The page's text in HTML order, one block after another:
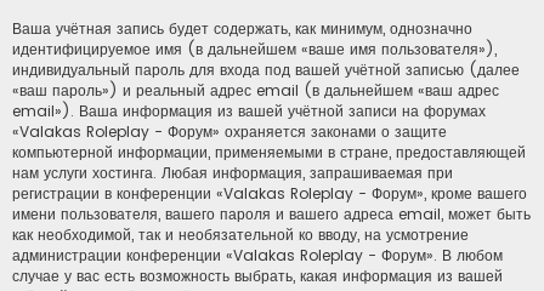
Ваша учётная запись будет содержать, как минимум, однозначно
идентифицируемое имя (в дальнейшем «ваше имя пользователя»),
индивидуальный пароль для входа под вашей учётной записью (далее
«ваш пароль») и реальный адрес email (в дальнейшем «ваш адрес
email»). Ваша информация из вашей учётной записи на форумах
«Valakas Roleplay - Форум» охраняется законами о защите
компьютерной информации, применяемыми в стране, предоставляющей
нам услуги хостинга. Любая информация, запрашиваемая при
регистрации в конференции «Valakas Roleplay - Форум», кроме вашего
имени пользователя, вашего пароля и вашего адреса email, может быть
как необходимой, так и необязательной ко вводу, на усмотрение
администрации конференции «Valakas Roleplay - Форум». В любом
случае у вас есть возможность выбрать, какая информация из вашей